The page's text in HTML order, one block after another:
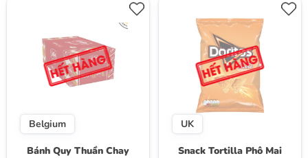
Belgium
Bánh Quy Thuần Chay
UK
Snack Tortilla Phô Mai